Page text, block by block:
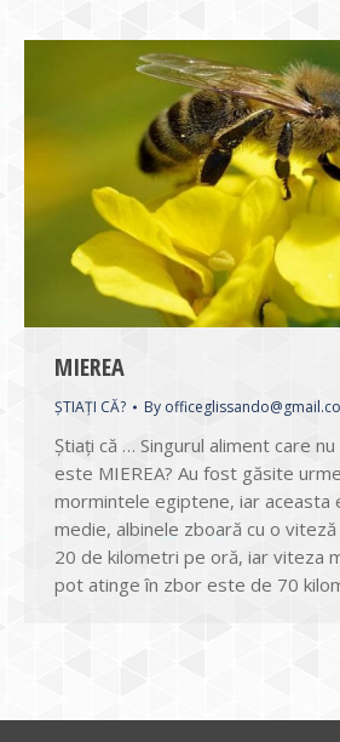
MIEREA
ȘTIAȚI CĂ? By
Știați că … Singurul aliment care
este MIEREA? Au fost găsite
mormintele egiptene, iar aceasta
medie, albinele zboară cu o
20 de kilometri pe oră, iar viteza
pot atinge în zbor este de 70